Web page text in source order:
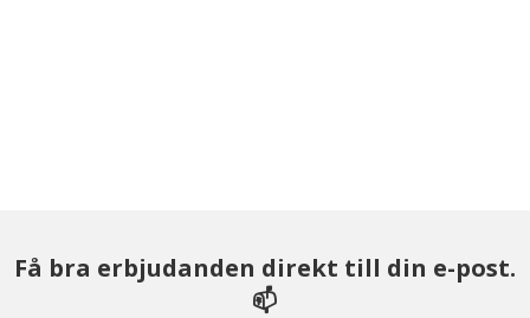
Få bra erbjudanden direkt till din e-post.
📫